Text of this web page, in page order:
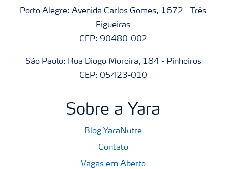
Porto Alegre: Avenida Carlos Gomes, 1672 - Três
Figueiras
CEP: 90480-002
São Paulo: Rua Diogo Moreira, 184 - Pinheiros
CEP: 05423-010
Sobre a Yara
Blog YaraNutre
Contato
Vagas em Aberto